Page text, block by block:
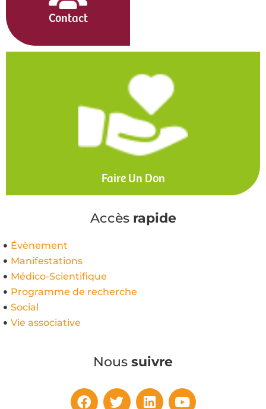
Contact
Faire Un Don
Accès rapide
Évènement
Manifestations
Médico-Scientifique
Programme de recherche
Social
Vie associative
Nous suivre